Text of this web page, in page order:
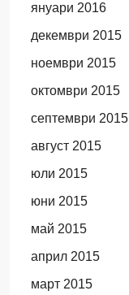
януари 2016
декември 2015
ноември 2015
октомври 2015
септември 2015
август 2015
юли 2015
юни 2015
май 2015
април 2015
март 2015